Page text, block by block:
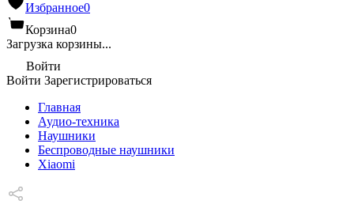
Избранное0
Корзина0
Загрузка корзины...
Войти
Войти Зарегистрироваться
Главная
Аудио-техника
Наушники
Беспроводные наушники
Xiaomi